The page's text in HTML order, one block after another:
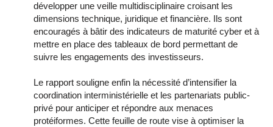
développer une veille multidisciplinaire croisant les
dimensions technique, juridique et financière. Ils sont
encouragés à bâtir des indicateurs de maturité cyber et à
mettre en place des tableaux de bord permettant de
suivre les engagements des investisseurs.
Le rapport souligne enfin la nécessité d’intensifier la
coordination interministérielle et les partenariats public-
privé pour anticiper et répondre aux menaces
protéiformes. Cette feuille de route vise à optimiser la